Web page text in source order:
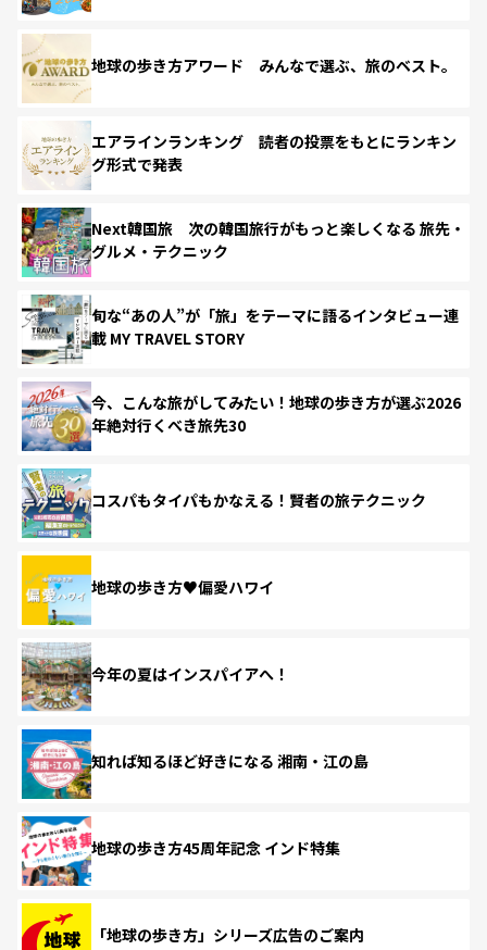
地球の歩き方アワード みんなで選ぶ、旅のベスト。
エアラインランキング 読者の投票をもとにランキン
グ形式で発表
Next韓国旅 次の韓国旅行がもっと楽しくなる 旅先・
グルメ・テクニック
旬な“あの人”が「旅」をテーマに語るインタビュー連
載 MY TRAVEL STORY
今、こんな旅がしてみたい！地球の歩き方が選ぶ2026
年絶対行くべき旅先30
コスパもタイパもかなえる！賢者の旅テクニック
地球の歩き方♥偏愛ハワイ
今年の夏はインスパイアへ！
知れば知るほど好きになる 湘南・江の島
地球の歩き方45周年記念 インド特集
「地球の歩き方」シリーズ広告のご案内